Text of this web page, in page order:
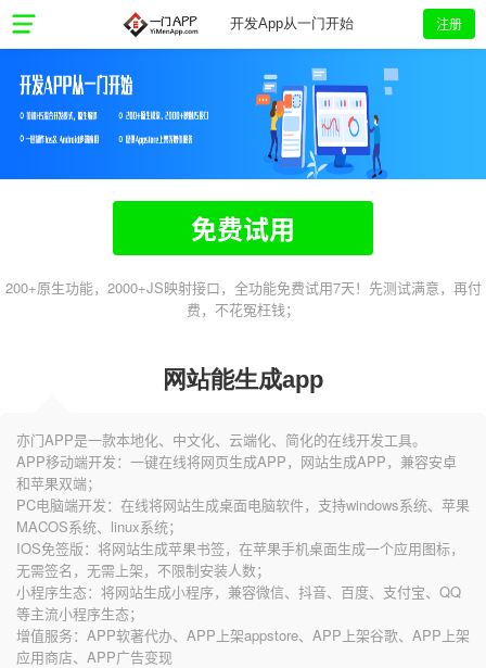
开发App从一门开始 注册
免费试用
200+原生功能，2000+JS映射接口，全功能免费试用7天！先测试满意，再付
费，不花冤枉钱；
网站能生成app
亦门APP是一款本地化、中文化、云端化、简化的在线开发工具。
APP移动端开发：一键在线将网页生成APP，网站生成APP，兼容安卓
和苹果双端；
PC电脑端开发：在线将网站生成桌面电脑软件，支持windows系统、苹果
MACOS系统、linux系统；
IOS免签版：将网站生成苹果书签，在苹果手机桌面生成一个应用图标，
无需签名，无需上架，不限制安装人数；
小程序生态：将网站生成小程序，兼容微信、抖音、百度、支付宝、QQ
等主流小程序生态；
增值服务：APP软著代办、APP上架appstore、APP上架谷歌、APP上架
应用商店、APP广告变现